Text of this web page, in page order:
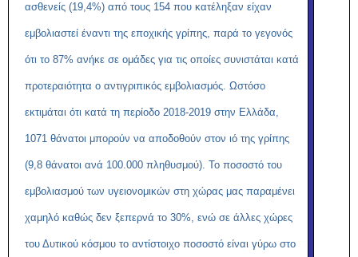
ασθενείς (19,4%) από τους 154 που κατέληξαν είχαν
εμβολιαστεί έναντι της εποχικής γρίπης, παρά το γεγονός
ότι το 87% ανήκε σε ομάδες για τις οποίες συνιστάται κατά
προτεραιότητα ο αντιγριπικός εμβολιασμός. Ωστόσο
εκτιμάται ότι κατά τη περίοδο 2018-2019 στην Ελλάδα,
1071 θάνατοι μπορούν να αποδοθούν στον ιό της γρίπης
(9,8 θάνατοι ανά 100.000 πληθυσμού). Το ποσοστό του
εμβολιασμού των υγειονομικών στη χώρας μας παραμένει
χαμηλό καθώς δεν ξεπερνά το 30%, ενώ σε άλλες χώρες
του Δυτικού κόσμου το αντίστοιχο ποσοστό είναι γύρω στο